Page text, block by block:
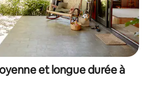
et longue durée à